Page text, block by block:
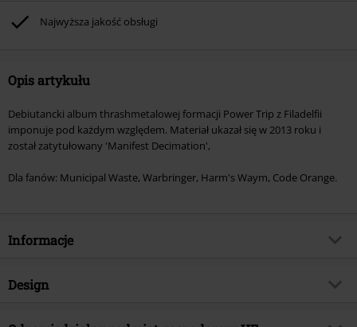
Najwyższa jakość obsługi
Opis artykułu
Debiutancki album thrashmetalowej formacji Power Trip z Filadelfii
imponuje pod każdym względem. Materiał ukazał się w 2013 roku i
został zatytułowany 'Manifest Decimation',
Dla fanów: Municipal Waste, Warbringer, Harm's Waym, Code Orange.
Informacje
Numer artykułu
Design
Rodzaj artykułu